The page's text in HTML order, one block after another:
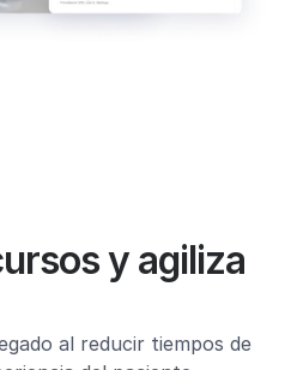
y agiliza
al reducir tiempos de